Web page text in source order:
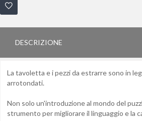
DESCRIZIONE
La tavoletta e i pezzi da estrarre sono in
arrotondati.
Non solo un'introduzione al mondo del
strumento per migliorare il linguaggio e la